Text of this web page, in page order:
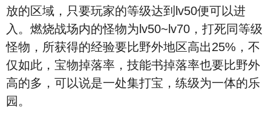
放的区域，只要玩家的等级达到lv50便可以进
入。燃烧战场内的怪物为lv50~lv70，打死同等级
怪物，所获得的经验要比野外地区高出25%，不
仅如此，宝物掉落率，技能书掉落率也要比野外
高的多，可以说是一处集打宝，练级为一体的乐
园。